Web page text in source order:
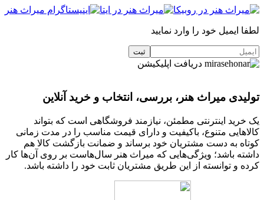
لطفا ایمیل خود را وارد نمایید
دریافت اپلیکیشن
تولیدی میراث هنر، بررسی، انتخاب و خرید آنلاین
یک خرید اینترنتی مطمئن، نیازمند فروشگاهی است که بتواند
کالاهایی متنوع، باکیفیت و دارای قیمت مناسب را در مدت زمانی
کوتاه به دست مشتریان خود برساند و ضمانت بازگشت کالا هم
داشته باشد؛ ویژگی‌هایی که میراث هنر سال‌هاست بر روی آن‌ها کار
کرده و توانسته از این طریق مشتریان ثابت خود را داشته باشد.